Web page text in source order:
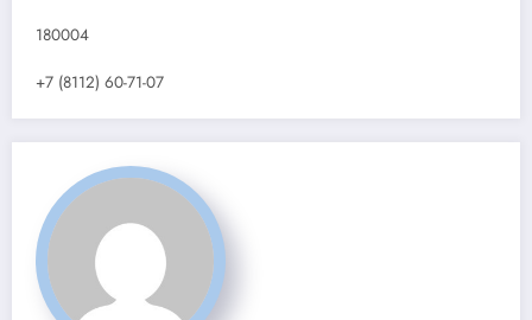
180004
+7 (8112) 60-71-07